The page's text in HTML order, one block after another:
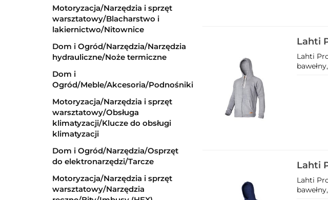
Motoryzacja/Narzędzia i sprzęt
warsztatowy/Blacharstwo i
lakiernictwo/Nitownice
Dom i Ogród/Narzędzia/Narzędzia
hydrauliczne/Noże termiczne
Dom i
Ogród/Meble/Akcesoria/Podnośniki
Motoryzacja/Narzędzia i sprzęt
warsztatowy/Obsługa
klimatyzacji/Klucze do obsługi
klimatyzacji
Dom i Ogród/Narzędzia/Osprzęt
do elektronarzędzi/Tarcze
Motoryzacja/Narzędzia i sprzęt
warsztatowy/Narzędzia
Lahti
Lahti
Lahti
L40112
Lahti